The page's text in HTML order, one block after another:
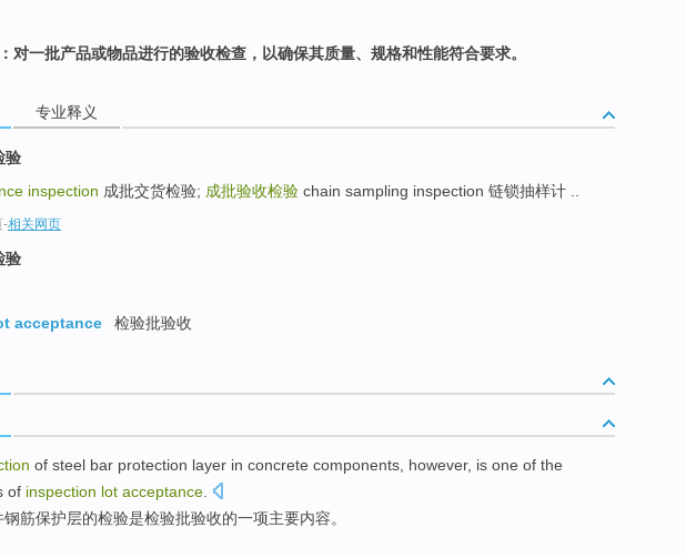
对一批产品或物品进行的验收检查，以确保其质量、规格和性能符合要求。
专业释义
验
inspection 成批交货检验; 成批验收检验 chain sampling inspection 链锁抽样计 ..
-相关网页
验
acceptance
检验批验收
of steel bar protection layer in concrete components , however, is one of the
of inspection lot acceptance
钢筋保护层的检验是检验批验收的一项主要内容。